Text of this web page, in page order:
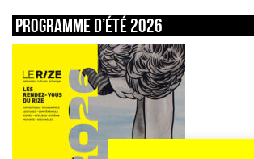
Programme d’été 2026